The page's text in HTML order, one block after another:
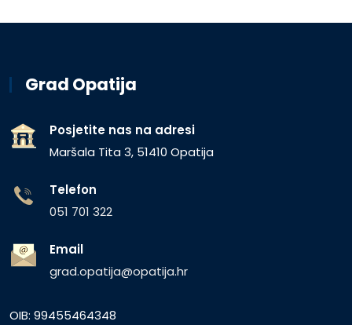
Grad Opatija
Posjetite nas na adresi
Maršala Tita 3, 51410 Opatija
Telefon
051 701 322
Email
grad.opatija@opatija.hr
OIB: 99455464348